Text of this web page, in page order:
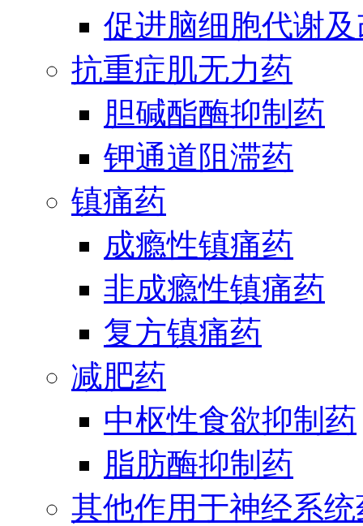
促进脑细胞代谢
抗重症肌无力药
胆碱酯酶抑制药
钾通道阻滞药
镇痛药
成瘾性镇痛药
非成瘾性镇痛药
复方镇痛药
减肥药
中枢性食欲抑制药
脂肪酶抑制药
其他作用于神经系统